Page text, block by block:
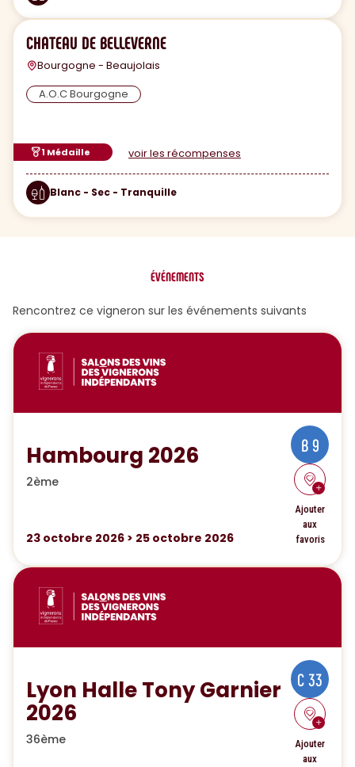
CHATEAU DE BELLEVERNE
Bourgogne - Beaujolais
A.O.C Bourgogne
1 Médaille voir les récompenses
Blanc - Sec - Tranquille
ÉVÉNEMENTS
Rencontrez ce vigneron sur les événements suivants
Hambourg 2026
2ème
23 octobre 2026 > 25 octobre 2026
B 9
Ajouter
aux
favoris
Lyon Halle Tony Garnier
2026
36ème
C 33
Ajouter
aux